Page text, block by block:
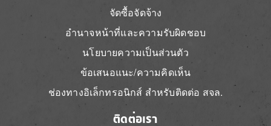
จัดซื้อจัดจ้าง
อำนาจหน้าที่และความรับผิดชอบ
นโยบายความเป็นส่วนตัว
ข้อเสนอแนะ/ความคิดเห็น
ช่องทางอิเล็กทรอนิกส์ สำหรับติดต่อ สจล.
ติดต่อเรา